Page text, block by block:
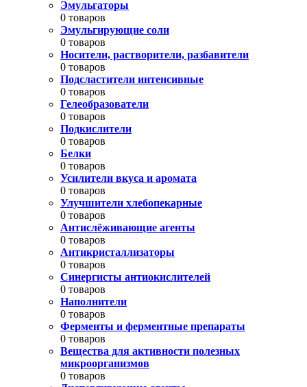
Эмульгаторы
0 товаров
Эмульгирующие соли
0 товаров
Носители, растворители, разбавители
0 товаров
Подсластители интенсивные
0 товаров
Гелеобразователи
0 товаров
Подкислители
0 товаров
Белки
0 товаров
Усилители вкуса и аромата
0 товаров
Улучшители хлебопекарные
0 товаров
Антислёживающие агенты
0 товаров
Антикристаллизаторы
0 товаров
Синергисты антиокислителей
0 товаров
Наполнители
0 товаров
Ферменты и ферментные препараты
0 товаров
Вещества для активности полезных
микроорганизмов
0 товаров